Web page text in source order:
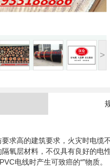
>
求高的建筑要求，火灾时电
氧层材料，不仅具有良好的
电线时产生可致癌的“”物